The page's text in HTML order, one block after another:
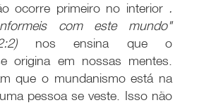
ocorre primeiro no interior .
com este mundo"
nos ensina que o
origina em nossas mentes.
que o mundanismo está na
pessoa se veste. Isso não